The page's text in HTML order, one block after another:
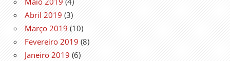
Abril 2019 (3)
Março 2019 (10)
Fevereiro 2019 (8)
Janeiro 2019 (6)